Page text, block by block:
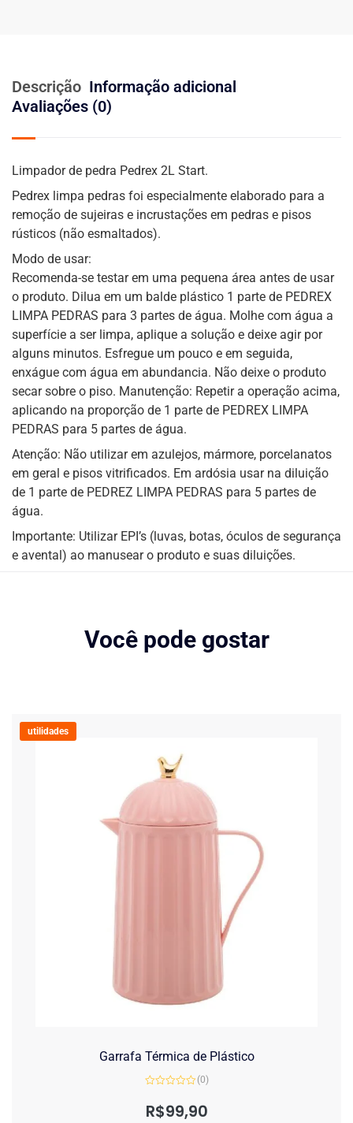
Descrição Informação adicional
Avaliações (0)
Limpador de pedra Pedrex 2L Start.
Pedrex limpa pedras foi especialmente elaborado para a
remoção de sujeiras e incrustações em pedras e pisos
rústicos (não esmaltados).
Modo de usar:
Recomenda-se testar em uma pequena área antes de usar
o produto. Dilua em um balde plástico 1 parte de PEDREX
LIMPA PEDRAS para 3 partes de água. Molhe com água a
superfície a ser limpa, aplique a solução e deixe agir por
alguns minutos. Esfregue um pouco e em seguida,
enxágue com água em abundancia. Não deixe o produto
secar sobre o piso. Manutenção: Repetir a operação acima,
aplicando na proporção de 1 parte de PEDREX LIMPA
PEDRAS para 5 partes de água.
Atenção: Não utilizar em azulejos, mármore, porcelanatos
em geral e pisos vitrificados. Em ardósia usar na diluição
de 1 parte de PEDREZ LIMPA PEDRAS para 5 partes de
água.
Importante: Utilizar EPI’s (luvas, botas, óculos de segurança
e avental) ao manusear o produto e suas diluições.
Você pode gostar
utilidades
Garrafa Térmica de Plástico
de
(0)
R$99,90